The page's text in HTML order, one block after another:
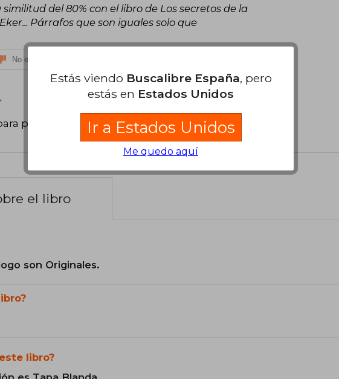
del 80% con el libro de Los secretos de la
Párrafos que son iguales solo que
No es útil
poder agregar tu propia evaluación .
el libro
son Originales.
libro?
Estás viendo Buscalibre España, pero
estás en Estados Unidos
Ir a Estados Unidos
Me quedo aquí